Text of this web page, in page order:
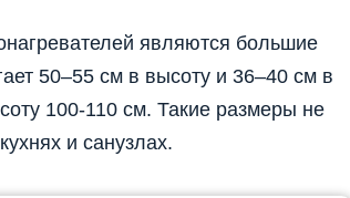
являются большие
50–55 см в высоту и 36–40 см в
100-110 см. Такие размеры не
и санузлах.